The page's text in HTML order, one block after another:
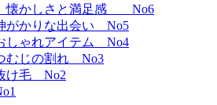
かしさと満足感 No6
かりな出会い No5
ゃれアイテム No4
じの割れ No3
け毛 No2